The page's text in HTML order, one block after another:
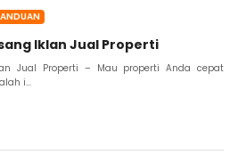
Iklan Jual Properti
Jual Properti – Mau properti Anda cepat
i...